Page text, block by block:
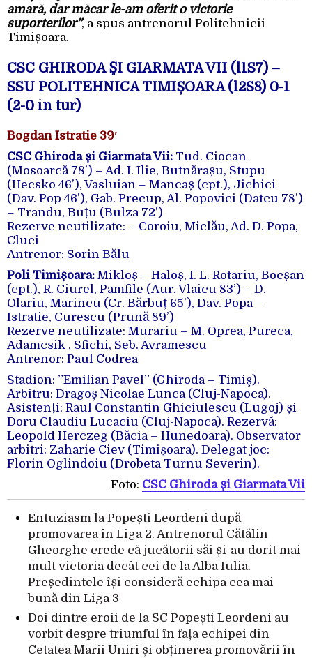
amară, dar măcar le-am oferit o victorie
suporterilor”, a spus antrenorul Politehnicii
Timișoara.
CSC GHIRODA ŞI GIARMATA VII (l1S7) –
SSU POLITEHNICA TIMIȘOARA(l2S8) 0-1
(2-0 în tur)
Bogdan Istratie 39′
CSC Ghiroda și Giarmata Vii: Tud. Ciocan
(Mosoarcă 78’) – Ad. I. Ilie, Butnărașu, Stupu
(Hecsko 46’), Vasluian – Mancaș (cpt.), Jichici
(Dav. Pop 46’), Gab. Precup, Al. Popovici (Datcu 78’)
– Trandu, Buțu (Bulza 72’)
Rezerve neutilizate: – Coroiu, Miclău, Ad. D. Popa,
Cluci
Antrenor: Sorin Bălu
Poli Timișoara: Mikloș – Haloș, I. L. Rotariu, Bocșan
(cpt.), R. Ciurel, Pamfile (Aur. Vlaicu 83’) – D.
Olariu, Marincu (Cr. Bărbuț 65’), Dav. Popa –
Istratie, Curescu (Prună 89’)
Rezerve neutilizate: Murariu – M. Oprea, Pureca,
Adamcsik , Sfichi, Seb. Avramescu
Antrenor: Paul Codrea
Stadion: ”Emilian Pavel” (Ghiroda – Timiş).
Arbitru: Dragoș Nicolae Lunca (Cluj-Napoca).
Asistenți: Raul Constantin Ghiciulescu (Lugoj) și
Doru Claudiu Lucaciu (Cluj-Napoca). Rezervă:
Leopold Herczeg (Băcia – Hunedoara). Observator
arbitri: Zaharie Ciev (Timişoara). Delegat joc:
Florin Oglindoiu (Drobeta Turnu Severin).
Foto: CSC Ghiroda și Giarmata Vii
Entuziasm la Popești Leordeni după
promovarea în Liga 2. Antrenorul Cătălin
Gheorghe crede că jucătorii săi și-au dorit mai
mult victoria decât cei de la Alba Iulia.
Președintele își consideră echipa cea mai
bună din Liga 3
Doi dintre eroii de la SC Popești Leordeni au
vorbit despre triumful în fața echipei din
Cetatea Marii Uniri și obținerea promovării în